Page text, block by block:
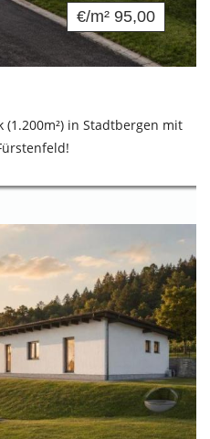
€/m² 95,00
(1.200m²) in Stadtbergen mit